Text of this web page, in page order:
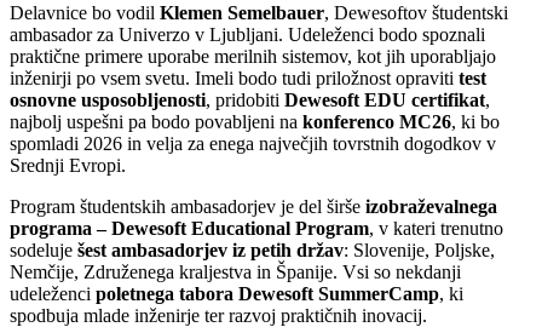
Delavnice bo vodil Klemen Semelbauer, Dewesoftov študentski
ambasador za Univerzo v Ljubljani. Udeleženci bodo spoznali
praktične primere uporabe merilnih sistemov, kot jih uporabljajo
inženirji po vsem svetu. Imeli bodo tudi priložnost opraviti test
osnovne usposobljenosti, pridobiti Dewesoft EDU certifikat,
najbolj uspešni pa bodo povabljeni na konferenco MC26, ki bo
spomladi 2026 in velja za enega največjih tovrstnih dogodkov v
Srednji Evropi.
Program študentskih ambasadorjev je del širše izobraževalnega
programa – Dewesoft Educational Program, v kateri trenutno
sodeluje šest ambasadorjev iz petih držav: Slovenije, Poljske,
Nemčije, Združenega kraljestva in Španije. Vsi so nekdanji
udeleženci poletnega tabora Dewesoft SummerCamp, ki
spodbuja mlade inženirje ter razvoj praktičnih inovacij.